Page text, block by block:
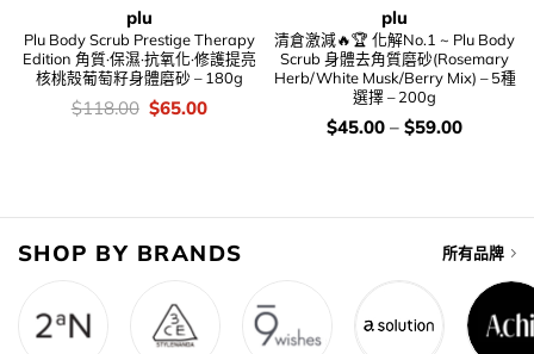
plu
Plu Body Scrub Prestige Therapy
Edition 角質·保濕·抗氧化·修護提亮
核桃殻葡萄籽身體磨砂 – 180g
價
$118.00 Original
$65.00Current
plu
清倉激減🔥🏆 化解No.1 ~ Plu Body
Scrub 身體去角質磨砂(Rosemary
Herb/White Musk/Berry Mix) – 5種
選擇 – 200g
價
$45.00 – $59.00
SHOP BY BRANDS 所有品牌